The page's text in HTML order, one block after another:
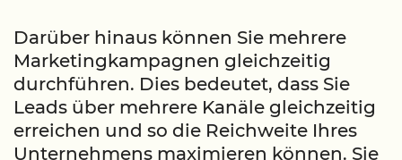
Darüber hinaus können Sie mehrere
Marketingkampagnen gleichzeitig
durchführen. Dies bedeutet, dass Sie
Leads über mehrere Kanäle gleichzeitig
erreichen und so die Reichweite Ihres
Unternehmens maximieren können. Sie